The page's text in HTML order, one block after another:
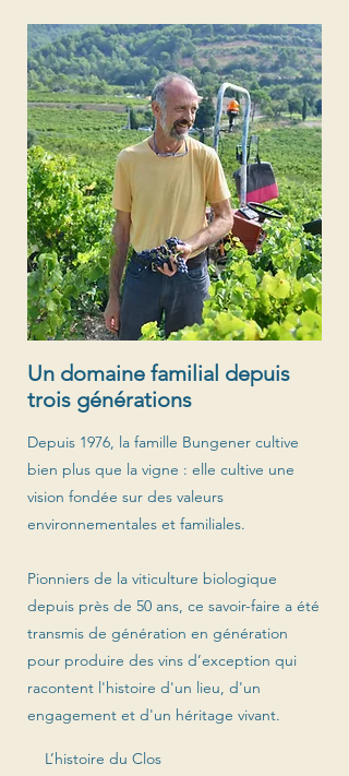
Un domaine familial depuis
trois générations
Depuis 1976, la famille Bungener cultive
bien plus que la vigne : elle cultive une
vision fondée sur des valeurs
environnementales et familiales.
Pionniers de la viticulture biologique
depuis près de 50 ans, ce savoir-faire a été
transmis de génération en génération
pour produire des vins d’exception qui
racontent l'histoire d'un lieu, d'un
engagement et d'un héritage vivant.
L’histoire du Clos